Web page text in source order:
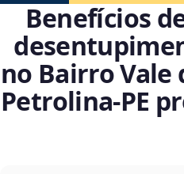
Benefícios
no Bairro Vale
Petrolina‑PE